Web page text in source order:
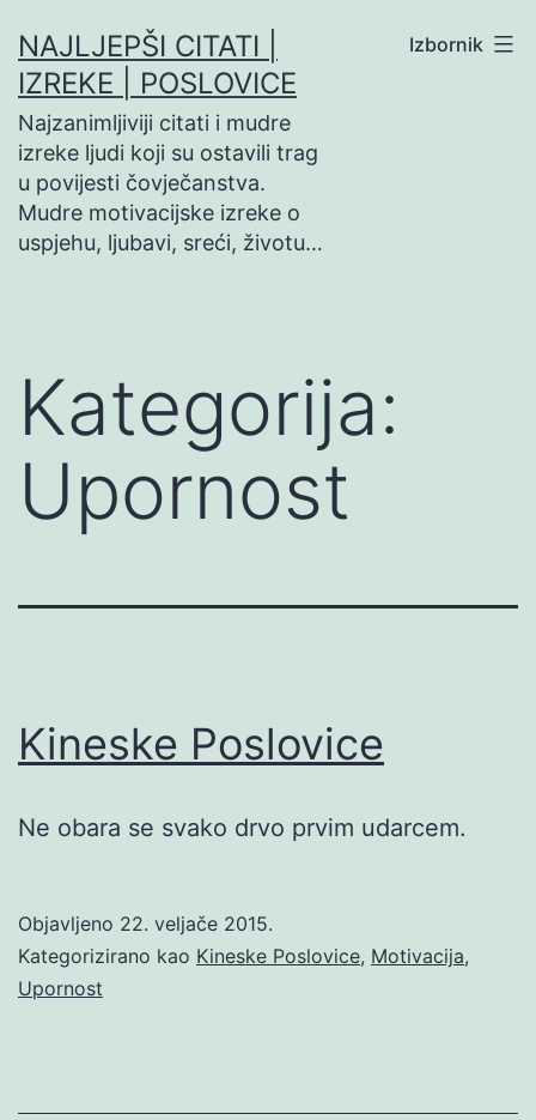
na
sadržaj
NAJLJEPŠI CITATI |
IZREKE | POSLOVICE
Najzanimljiviji citati i mudre
izreke ljudi koji su ostavili trag
u povijesti čovječanstva.
Mudre motivacijske izreke o
uspjehu, ljubavi, sreći, životu…
Izbornik
Kategorija:
Upornost
Kineske Poslovice
Ne obara se svako drvo prvim udarcem.
Objavljeno 22. veljače 2015.
Kategorizirano kao Kineske Poslovice, Motivacija,
Upornost